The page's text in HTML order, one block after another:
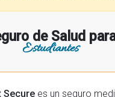
de Salud
Estudiantes
Secure es un seguro